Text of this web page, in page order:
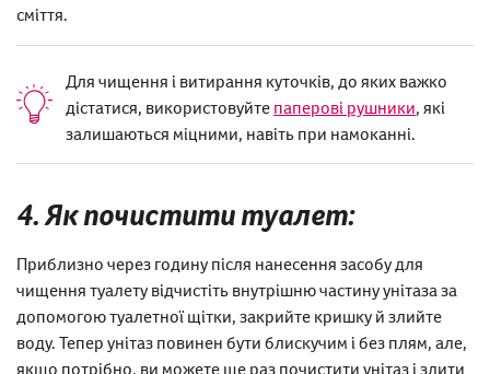
сміття.
Для чищення і витирання куточків, до яких важко
дістатися, використовуйте паперові рушники, які
залишаються міцними, навіть при намоканні.
4. Як почистити туалет:
Приблизно через годину після нанесення засобу для
чищення туалету відчистіть внутрішню частину унітаза за
допомогою туалетної щітки, закрийте кришку й злийте
воду. Тепер унітаз повинен бути блискучим і без плям, але,
якщо потрібно, ви можете ще раз почистити унітаз і злити